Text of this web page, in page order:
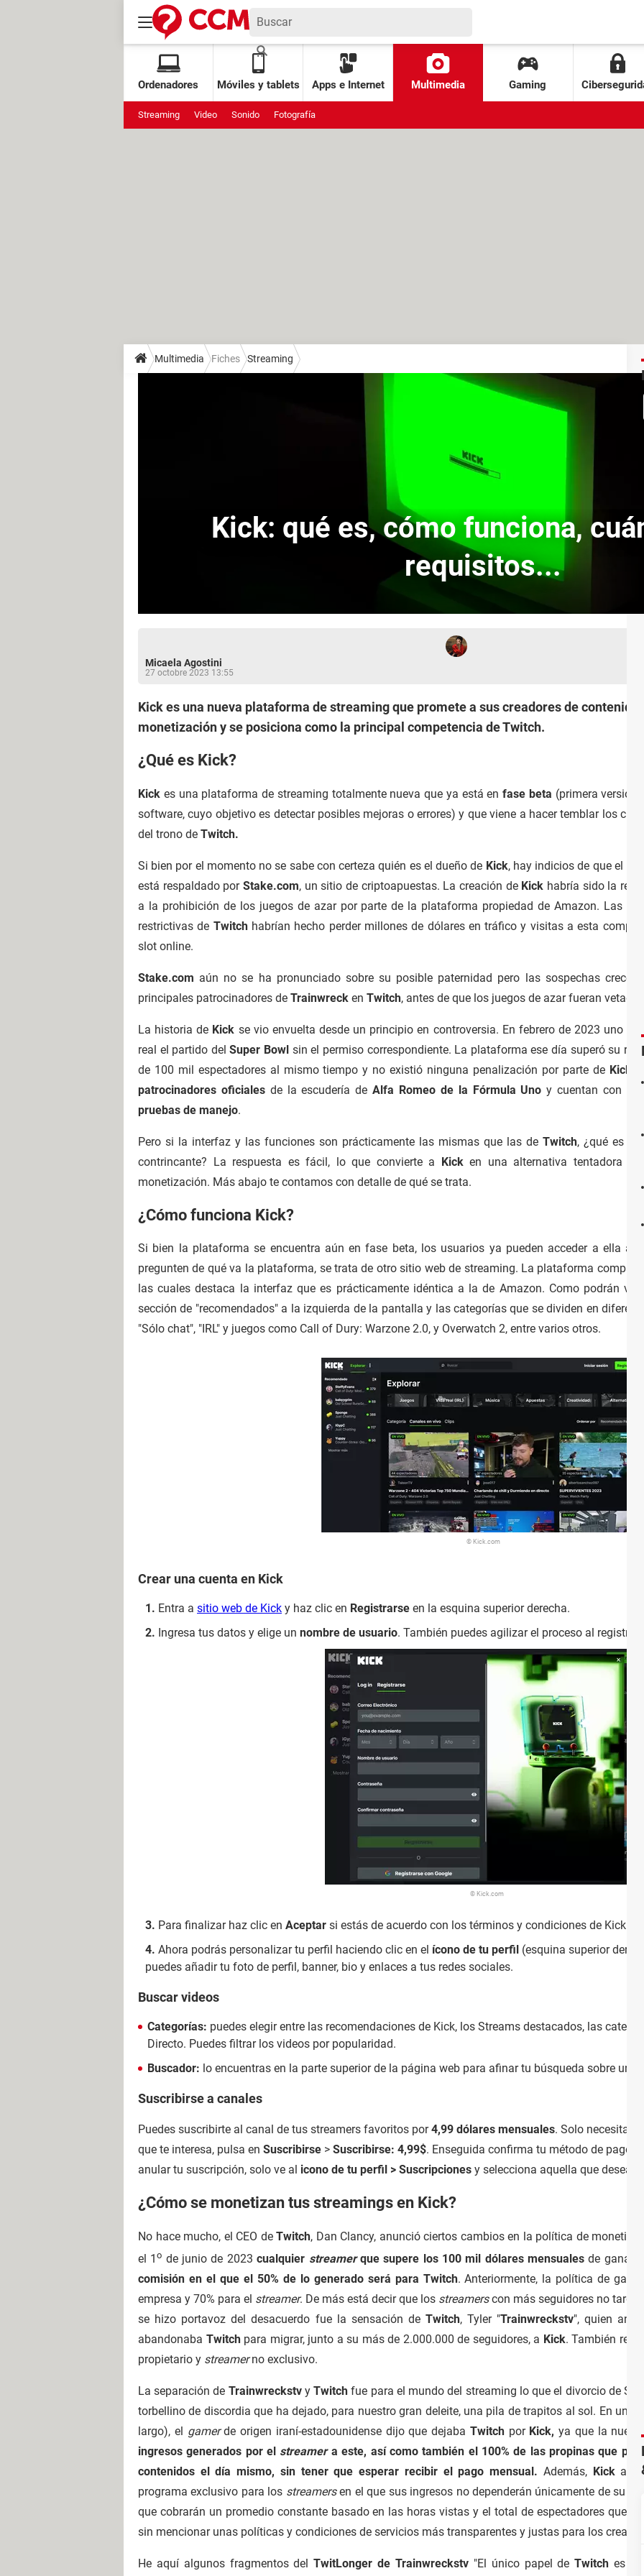
Ordenadores Móviles y tablets Apps e Internet Multimedia Gaming
Streaming Video Sonido Fotografía
Multimedia Fiches Streaming
Kick: qué es, cómo funciona,
requisitos...
Micaela Agostini
27 octobre 2023 13:55
Kick es una nueva plataforma de streaming que promete a sus creadores de contenido
monetización y se posiciona como la principal competencia de Twitch.
¿Qué es Kick?
Kick es una plataforma de streaming totalmente nueva que ya está enfase beta (primera versión
software, cuyo objetivo es detectar posibles mejoras o errores) y que viene a hacer temblar los
del trono de Twitch.
Si bien por el momento no se sabe con certeza quién es el dueño de Kick, hay indicios de que el
está respaldado por Stake.com, un sitio de criptoapuestas. La creación de Kick habría sido la
a la prohibición de los juegos de azar por parte de la plataforma propiedad de Amazon. Las
restrictivas de Twitchhabrían hecho perder millones de dólares en tráfico y visitas a esta
slot online.
Stake.com aún no se ha pronunciado sobre su posible paternidad pero las sospechas crecen
principales patrocinadores de Trainwreck en Twitch, antes de que los juegos de azar fueran
La historia de Kick se vio envuelta desde un principio en controversia. En febrero de 2023 uno de
real el partido delSuper Bowl sin el permiso correspondiente. La plataforma ese día superó su
de 100 mil espectadores al mismo tiempo y no existió ninguna penalización por parte de Kick
patrocinadores oficialesde la escudería deAlfa Romeo de la Fórmula Uno y cuentan con un
pruebas de manejo.
Pero si la interfaz y las funciones son prácticamente las mismas que las de Twitch, ¿qué es
contrincante? La respuesta es fácil, lo que convierte a Kicken una alternativa tentadora
monetización. Más abajo te contamos con detalle de qué se trata.
¿Cómo funciona Kick?
Si bien la plataforma se encuentra aún en fase beta, los usuarios ya pueden acceder a ella a
pregunten de qué va la plataforma, se trata de otro sitio web de streaming. La plataforma
las cuales destaca la interfaz que es prácticamente idéntica a la de Amazon. Como podrán
sección de "recomendados" a la izquierda de la pantalla y las categorías que se dividen en
"Sólo chat", "IRL" y juegos como Call of Dury: Warzone 2.0, y Overwatch 2, entre varios otros.
© Kick.com
Crear una cuenta en Kick
Entra a sitio web de Kick y haz clic en Registrarse en la esquina superior derecha.
Ingresa tus datos y elige un nombre de usuario. También puedes agilizar el proceso al
© Kick.com
Para finalizar haz clic en Aceptar si estás de acuerdo con los términos y condiciones de
Ahora podrás personalizar tu perfil haciendo clic en el ícono de tu perfil (esquina superior
puedes añadir tu foto de perfil, banner, bio y enlaces a tus redes sociales.
Buscar videos
Categorías: puedes elegir entre las recomendaciones de Kick, los Streams destacados, las
Directo. Puedes filtrar los videos por popularidad.
Buscador: lo encuentras en la parte superior de la página web para afinar tu búsqueda sobre un
Suscribirse a canales
Puedes suscribirte al canal de tus streamers favoritos por4,99 dólares mensuales. Solo necesitas
que te interesa, pulsa en Suscribirse > Suscribirse: 4,99$. Enseguida confirma tu método de pago y
anular tu suscripción, solo ve al icono de tu perfil > Suscripciones y selecciona aquella que deseas
¿Cómo se monetizan tus streamings en Kick?
No hace mucho, el CEO de Twitch, Dan Clancy, anunció ciertos cambios en la política de
el 1o de junio de 2023cualquier streamerque supere los 100 mil dólares mensuales de
comisión en el que el 50% de lo generado será para Twitch. Anteriormente, la política de
empresa y 70% para el streamer. De más está decir que los streamerscon más seguidores no
se hizo portavoz del desacuerdo fue la sensación de Twitch, Tyler "Trainwreckstv", quien
abandonaba Twitchpara migrar, junto a su más de 2.000.000 de seguidores, a Kick. También
propietario y streamerno exclusivo.
La separación de TrainwreckstvyTwitch fue para el mundo del streaming lo que el divorcio de
torbellino de discordia que ha dejado, para nuestro gran deleite, una pila de trapitos al sol. En un
largo), el gamerde origen iraní-estadounidense dijo que dejaba Twitchpor Kick, ya que la
ingresos generados por el streamera este, así como también el 100% de las propinas que
contenidos el día mismo, sin tener que esperar recibir el pago mensual. Además, Kick
programa exclusivo para los streamersen el que sus ingresos no dependerán únicamente de su
que cobrarán un promedio constante basado en las horas vistas y el total de espectadores que
sin mencionar unas políticas y condiciones de servicios más transparentes y justas para los
He aquí algunos fragmentos del TwitLonger de Trainwreckstv "El único papel deTwitch es el